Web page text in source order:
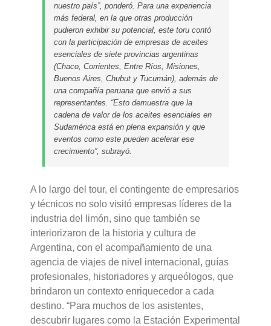
nuestro país”, ponderó. Para una experiencia
más federal, en la que otras producción
pudieron exhibir su potencial, este toru contó
con la participación de empresas de aceites
esenciales de siete provincias argentinas
(Chaco, Corrientes, Entre Ríos, Misiones,
Buenos Aires, Chubut y Tucumán), además de
una compañía peruana que envió a sus
representantes. “Esto demuestra que la
cadena de valor de los aceites esenciales en
Sudamérica está en plena expansión y que
eventos como este pueden acelerar ese
crecimiento”, subrayó.
A lo largo del tour, el contingente de empresarios
y técnicos no solo visitó empresas líderes de la
industria del limón, sino que también se
interiorizaron de la historia y cultura de
Argentina, con el acompañamiento de una
agencia de viajes de nivel internacional, guías
profesionales, historiadores y arqueólogos, que
brindaron un contexto enriquecedor a cada
destino. “Para muchos de los asistentes,
descubrir lugares como la Estación Experimental